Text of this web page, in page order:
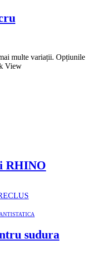
multe variații. Opțiunile
View
RHINO
sudura